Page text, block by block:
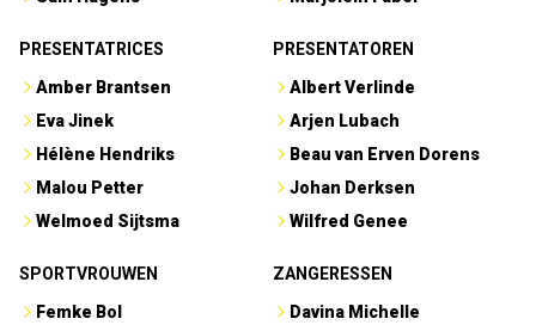
PRESENTATRICES
Amber Brantsen
Eva Jinek
Hélène Hendriks
Malou Petter
Welmoed Sijtsma
PRESENTATOREN
Albert Verlinde
Arjen Lubach
Beau van Erven Dorens
Johan Derksen
Wilfred Genee
SPORTVROUWEN
Femke Bol
ZANGERESSEN
Davina Michelle